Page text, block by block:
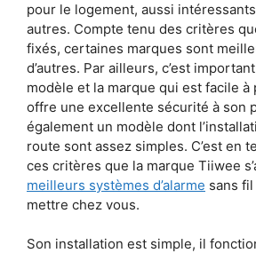
pour le logement, aussi
autres. Compte tenu des critères
fixés, certaines marques sont
d’autres. Par ailleurs, c’est
modèle et la marque qui est facile à
offre une excellente sécurité à son
également un modèle dont
route sont assez simples. C’est en
ces critères que la marque Tiiwee
meilleurs systèmes d’alarme sans
mettre chez vous.
Son installation est simple, il